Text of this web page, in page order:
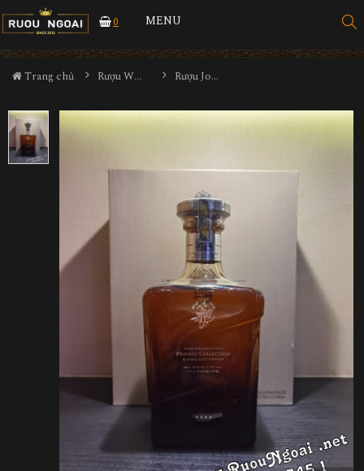
0 MENU
Trang chủ Rượu Whisky Rượu John Walker $ Sons Private Collection 2016 Edition